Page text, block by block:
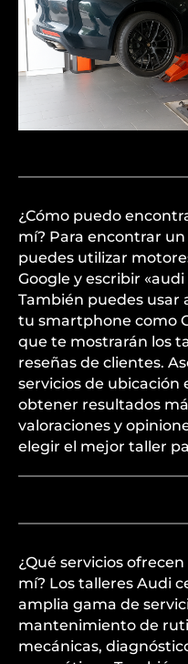
¿Cómo puedo
mí? Para encontrar
puedes utilizar
Google y escribir
También puedes usar
tu smartphone como
que te mostrarán los
reseñas de clientes.
servicios de ubicación
obtener resultados
valoraciones y
elegir el mejor taller
¿Qué servicios
mí? Los talleres Audi
amplia gama de
mantenimiento de
mecánicas,